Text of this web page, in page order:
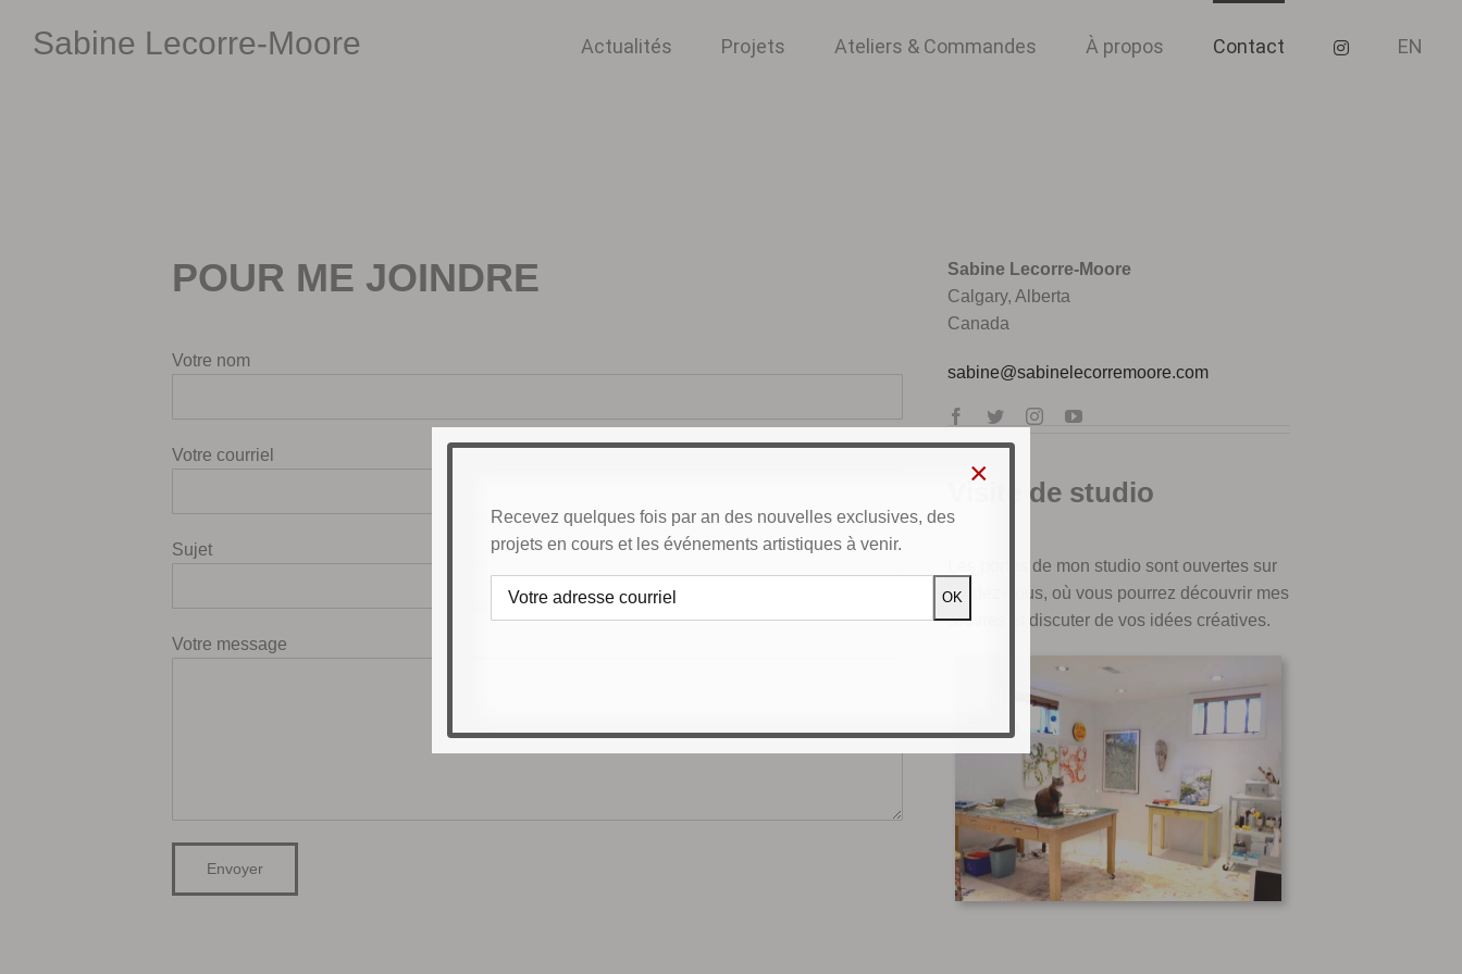
Sabine Lecorre-Moore Actualités Projets Ateliers & Commandes À propos Contact EN
POUR ME JOINDRE
Votre nom
Votre courriel
Sujet
Votre message
Sabine Lecorre-Moore
Calgary, Alberta
Canada
sabine@sabinelecorremoore.com
Visite de studio
Les portes de mon studio sont ouvertes sur
rendez-vous, où vous pourrez découvrir mes
œuvres et discuter de vos idées créatives.
Recevez quelques fois par an des nouvelles exclusives, des
projets en cours et les événements artistiques à venir.
×